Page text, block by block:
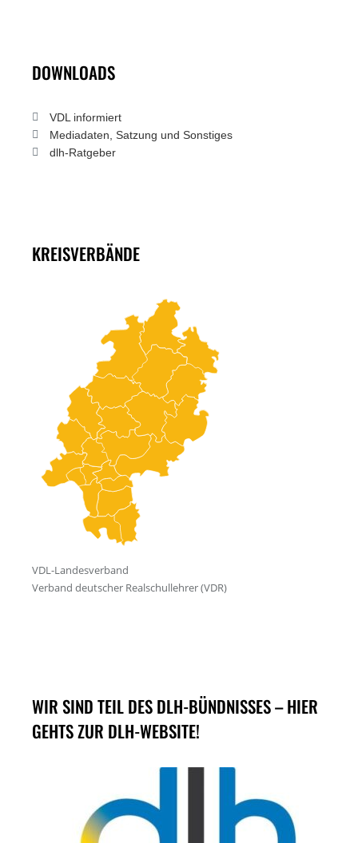
DOWNLOADS
VDL informiert
Mediadaten, Satzung und Sonstiges
dlh-Ratgeber
KREISVERBÄNDE
WIR SIND TEIL DES DLH-BÜNDNISSES – HIER
GEHTS ZUR DLH-WEBSITE!